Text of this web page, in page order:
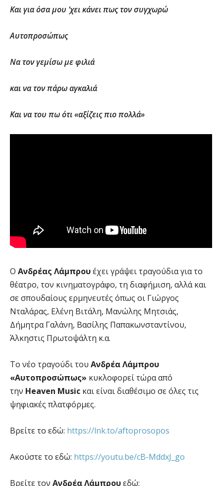
Και για όσα μου ‘χει κάνει πως τον συγχωρώ
Αυτοπροσώπως
Να τον γεμίσω με φιλιά
και να τον πάρω αγκαλιά
Και να του πω ότι «αξίζεις πιο πολλά»
Ο Ανδρέας Λάμπρουέχει γράψει τραγούδια για το
θέατρο, τον κινηματογράφο, τη διαφήμιση, αλλά και
σε σπουδαίους ερμηνευτές όπως οι Γιώργος
Νταλάρας, Ελένη Βιτάλη, Μανώλης Μητσιάς,
Δήμητρα Γαλάνη, Βασίλης Παπακωνσταντίνου,
Άλκηστις Πρωτοψάλτη κ.α.
Το νέο τραγούδι του Ανδρέα Λάμπρου
«Αυτοπροσώπως» κυκλοφορεί τώρα από
την Heaven Music και είναι διαθέσιμο σε όλες τις
ψηφιακές πλατφόρμες.
Βρείτε το εδώ: https://lnk.to/aftoprosopos
Ακούστε το εδώ: https://youtu.be/cB-MddxJ_go
Βρείτε τον Ανδρέα Λάμπρουεδώ: